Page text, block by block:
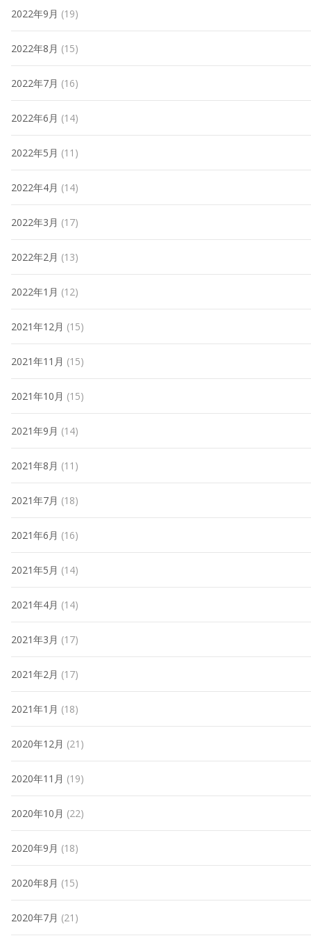
2022年9月 (19)
2022年8月 (15)
2022年7月 (16)
2022年6月 (14)
2022年5月 (11)
2022年4月 (14)
2022年3月 (17)
2022年2月 (13)
2022年1月 (12)
2021年12月 (15)
2021年11月 (15)
2021年10月 (15)
2021年9月 (14)
2021年8月 (11)
2021年7月 (18)
2021年6月 (16)
2021年5月 (14)
2021年4月 (14)
2021年3月 (17)
2021年2月 (17)
2021年1月 (18)
2020年12月 (21)
2020年11月 (19)
2020年10月 (22)
2020年9月 (18)
2020年8月 (15)
2020年7月 (21)